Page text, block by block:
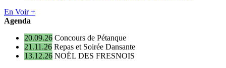
En Voir +
Agenda
20.09.26 Concours de Pétanque
21.11.26 Repas et Soirée Dansante
13.12.26 NOËL DES FRESNOIS